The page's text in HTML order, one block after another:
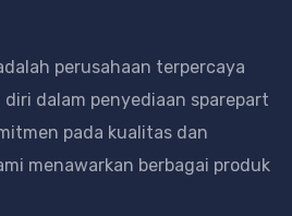
perusahaan terpercaya
dalam penyediaan sparepart
pada kualitas dan
menawarkan berbagai produk